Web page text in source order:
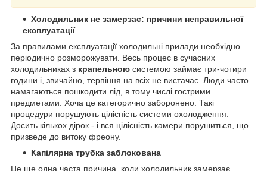
Холодильник не замерзає: причини неправильної
експлуатації
За правилами експлуатації холодильні прилади необхідно
періодично розморожувати. Весь процес в сучасних
холодильниках з крапельною системою займає три-чотири
години і, звичайно, терпіння на всіх не вистачає. Люди часто
намагаються пошкодити лід, в тому числі гострими
предметами. Хоча це категорично заборонено. Такі
процедури порушують цілісність системи охолодження.
Досить кількох дірок - і вся цілісність камери порушиться, що
призведе до витоку фреону.
Капілярна трубка заблокована
Це ще одна часта причина, коли холодильник замерзає.